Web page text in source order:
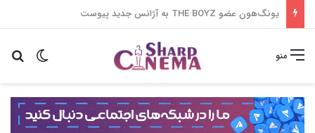
دعوا بزرگ جی سونگ و ها یون کیونگ در شغل آپارتمان
تغییر منو